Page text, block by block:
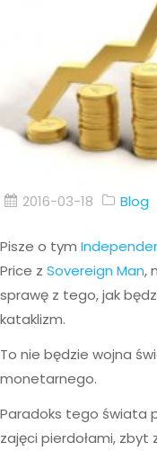
2016-03-18 Blog
Pisze o tym
Price z Sovereign Man,
sprawę z tego, jak
kataklizm.
To nie będzie wojna
monetarnego.
Paradoks tego świata
zajęci pierdołami, zbyt